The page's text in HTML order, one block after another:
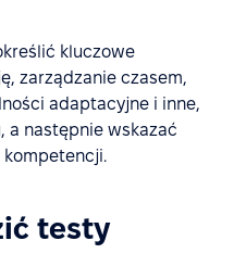
kluczowe
zarządzanie czasem,
adaptacyjne i inne,
a następnie wskazać
kompetencji.
testy